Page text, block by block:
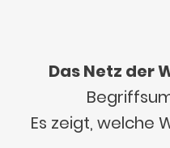
Das Netz der
Es zeigt, welche